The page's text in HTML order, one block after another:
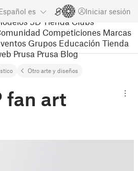
es Iniciar sesión
3D Tienda Clubs
Competiciones Marcas
Grupos Educación Tienda
Prusa Prusa Blog
Otro arte y diseños
fan art